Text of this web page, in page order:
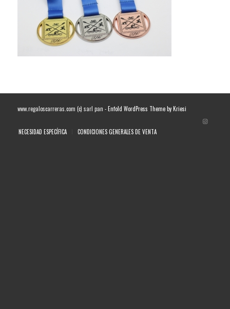
www.regaloscarreras.com (c) sarl pan -Enfold WordPress Theme by Kriesi
NECESIDAD ESPECÍFICA CONDICIONES GENERALES DE VENTA